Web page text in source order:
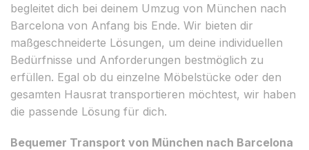
begleitet dich bei deinem Umzug von München nach
Barcelona von Anfang bis Ende. Wir bieten dir
maßgeschneiderte Lösungen, um deine individuellen
Bedürfnisse und Anforderungen bestmöglich zu
erfüllen. Egal ob du einzelne Möbelstücke oder den
gesamten Hausrat transportieren möchtest, wir haben
die passende Lösung für dich.
Bequemer Transport von München nach Barcelona